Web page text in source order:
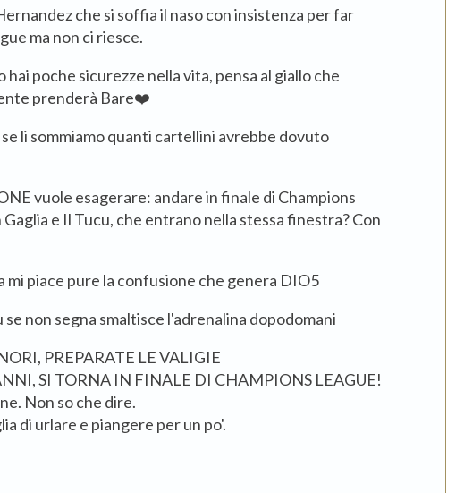
che si soffia il naso con insistenza per far
ma non ci riesce.
hai poche sicurezze nella vita, pensa al giallo che
prenderà Bare❤️
li sommiamo quanti cartellini avrebbe dovuto
vuole esagerare: andare in finale di Champions
Gaglia e Il Tucu, che entrano nella stessa finestra? Con
mi piace pure la confusione che genera DIO5
se non segna smaltisce l'adrenalina dopodomani
PREPARATE LE VALIGIE
SI TORNA IN FINALE DI CHAMPIONS LEAGUE!
Non so che dire.
di urlare e piangere per un po'.